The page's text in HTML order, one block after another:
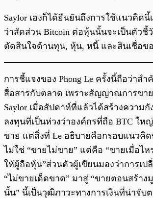
Saylor เองก็ได้ยืนยันถึงการใช้แนวคิด
ว่าสัดส่วน Bitcoin ต่อหุ้นนั้นจะเป็นตัวชี้
ตัดสินใจด้านทุน, หุ้น, หนี้ และสินเชื่อข
การชี้แจงของ Phong Le ครั้งนี้ถือว่าสำ
สื่อสารกับตลาด เพราะสัญญาณการขาย
Saylor เมื่อสัปดาห์ที่แล้วได้สร้างความ
ลงทุนที่เป็นห่วงว่าองค์กรที่ถือ BTC ให
ขาย แต่สิ่งที่ Le อธิบายคือกรอบแนวคิ
ไม่ใช่ “ขายไม่ขาย” แต่คือ “ขายเมื่อไ
ให้ผู้ถือหุ้น”ส่วนตัวผู้เขียนมองว่าการเป
“ไม่ขายเด็ดขาด” มาสู่ “ขายตอนสร้า
นั้น” นี้เป็นวุฒิภาวะทางการเงินที่น่าจับ